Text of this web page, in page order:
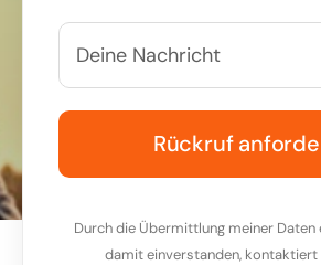
Durch die Übermittlung meiner Daten
damit einverstanden, kontaktiert